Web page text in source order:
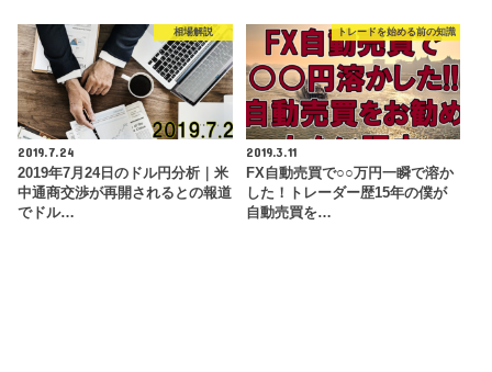
相場解説
2019.7.24
2019年7月24日のドル円分析｜米
中通商交渉が再開されるとの報道
でドル…
トレードを始める前の知識
2019.3.11
FX自動売買で○○万円一瞬で溶か
した！トレーダー歴15年の僕が
自動売買を…